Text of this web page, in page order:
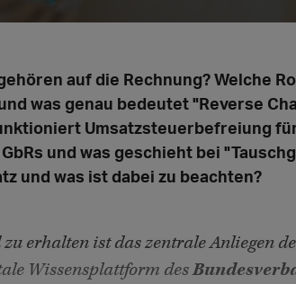
auf die Rechnung? Welche
was genau bedeutet "Reverse
Umsatzsteuerbefreiung
und was geschieht bei
und was ist dabei zu beachten?
erhalten ist das zentrale Anliegen
Wissensplattform des